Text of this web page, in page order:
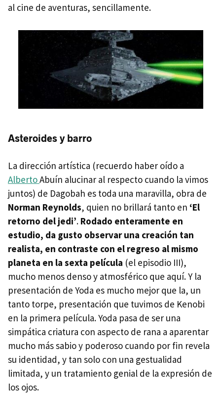
al cine de aventuras, sencillamente.
Asteroides y barro
La dirección artística (recuerdo haber oído a
AlbertoAbuín alucinar al respecto cuando la vimos
juntos) de Dagobah es toda una maravilla, obra de
Norman Reynolds, quien no brillará tanto en ‘El
retorno del jedi’. Rodado enteramente en
estudio, da gusto observar una creación tan
realista, en contraste con el regreso al mismo
planeta en la sexta película (el episodio III),
mucho menos denso y atmosférico que aquí. Y la
presentación de Yoda es mucho mejor que la, un
tanto torpe, presentación que tuvimos de Kenobi
en la primera película. Yoda pasa de ser una
simpática criatura con aspecto de rana a aparentar
mucho más sabio y poderoso cuando por fin revela
su identidad, y tan solo con una gestualidad
limitada, y un tratamiento genial de la expresión de
los ojos.